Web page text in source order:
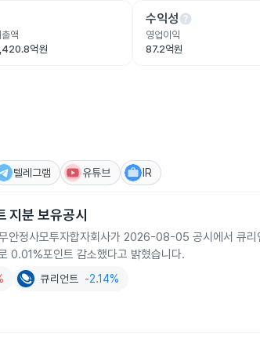
출액
억원
수익성help
영업이익
87.2억원
텔레그램 유튜브 IR
지분 보유공시
안정사모투자합자회사가 2026-08-05 공시에서 큐
0.01%포인트 감소했다고 밝혔습니다.
큐리언트 -2.14%